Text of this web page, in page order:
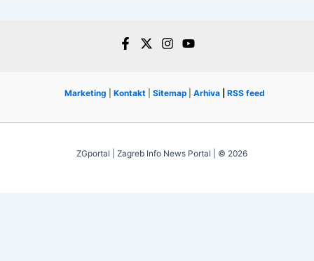
Marketing Kontakt Sitemap Arhiva RSS feed
ZGportal | Zagreb Info News Portal | © 2026